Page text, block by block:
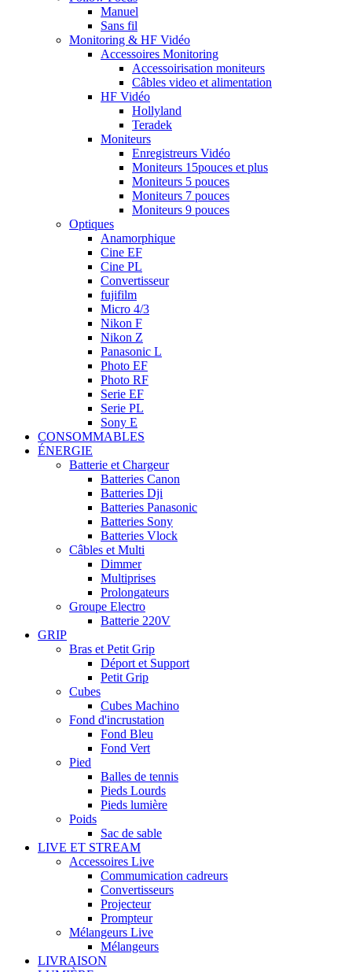
Manuel
Sans fil
Monitoring & HF Vidéo
Accessoires Monitoring
Accessoirisation moniteurs
Câbles video et alimentation
HF Vidéo
Hollyland
Teradek
Moniteurs
Enregistreurs Vidéo
Moniteurs 15pouces et plus
Moniteurs 5 pouces
Moniteurs 7 pouces
Moniteurs 9 pouces
Optiques
Anamorphique
Cine EF
Cine PL
Convertisseur
fujifilm
Micro 4/3
Nikon F
Nikon Z
Panasonic L
Photo EF
Photo RF
Serie EF
Serie PL
Sony E
CONSOMMABLES
ÉNERGIE
Batterie et Chargeur
Batteries Canon
Batteries Dji
Batteries Panasonic
Batteries Sony
Batteries Vlock
Câbles et Multi
Dimmer
Multiprises
Prolongateurs
Groupe Electro
Batterie 220V
GRIP
Bras et Petit Grip
Déport et Support
Petit Grip
Cubes
Cubes Machino
Fond d'incrustation
Fond Bleu
Fond Vert
Pied
Balles de tennis
Pieds Lourds
Pieds lumière
Poids
Sac de sable
LIVE ET STREAM
Accessoires Live
Commumication cadreurs
Convertisseurs
Projecteur
Prompteur
Mélangeurs Live
Mélangeurs
LIVRAISON